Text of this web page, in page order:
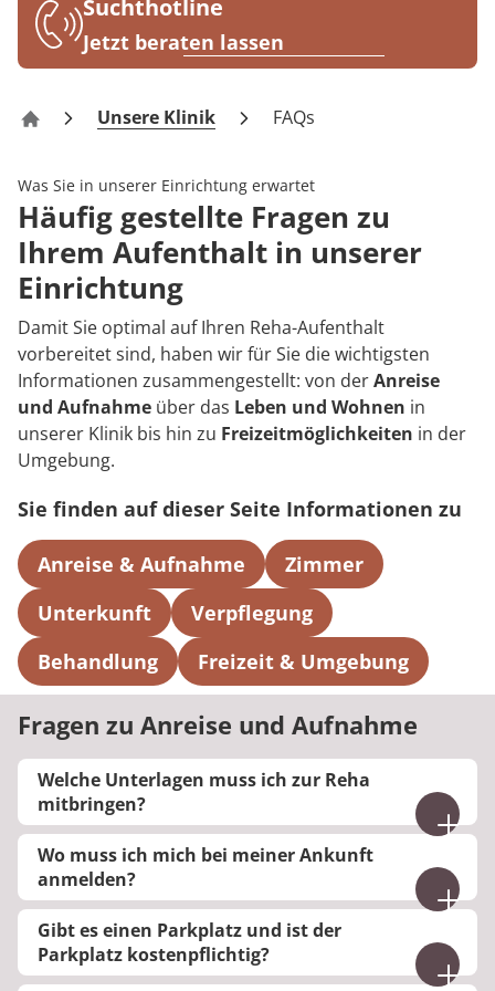
Karriere
Suchthotline
Jetzt beraten lassen
Klinik Tönisstein
Unsere Klinik FAQs
Was Sie in unserer Einrichtung erwartet
Häufig gestellte Fragen zu
Ihrem Aufenthalt in unserer
Einrichtung
Damit Sie optimal auf Ihren Reha-Aufenthalt
vorbereitet sind, haben wir für Sie die wichtigsten
Informationen zusammengestellt: von derAnreise
und Aufnahme über das Leben und Wohnen in
unserer Klinik bis hin zu Freizeitmöglichkeiten in der
Umgebung.
Sie finden auf dieser Seite Informationen zu
Anreise & Aufnahme
Zimmer
Unterkunft
Verpflegung
Behandlung
Freizeit & Umgebung
Fragen zu Anreise und Aufnahme
Welche Unterlagen muss ich zur Reha
mitbringen?
Bitte bringen Sie Ihre Versichertenkarte, Ihren
Impfpass, ihre Kostenzusage und ggf. weitere
Unterlagen für die Beantragung von
Übergangsgeld mit.
Wo muss ich mich bei meiner Ankunft
anmelden?
Bitte melden Sie sich an der Rezeption an. Dort
erhalten Sie alle wichtigen Informationen.
Aschließendend findet ein Gespräch im
Gibt es einen Parkplatz und ist der
Parkplatz kostenpflichtig?